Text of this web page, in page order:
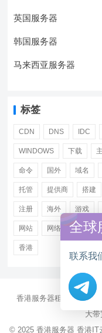
英国服务器
韩国服务器
马来西亚服务器
标签
CDN DNS IDC
WINDOWS 下载
命令 国外 域名
托管 提供商 搭建
注册 海外 游戏
网站 网络 腾讯
香港
香港服务器租用 海外
大带
© 2025 香港服务器 香港IT
全球
联系我